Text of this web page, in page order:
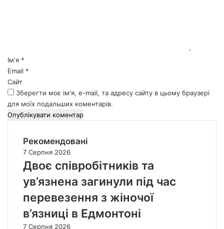
*Ім'я *
Email *
Сайт
Зберегти моє ім'я, e-mail, та адресу сайту в цьому браузері
для моїх подальших коментарів.
Рекомендовані
7 Серпня 2026
Двоє співробітників та
ув’язнена загинули під час
перевезення з жіночої
в’язниці в Едмонтоні
7 Серпня 2026